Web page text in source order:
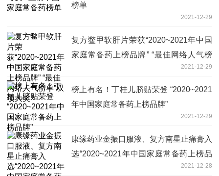
榜单
2021-12-29
复方鳖甲软肝片荣获“2020~2021年中国
家庭常备药上榜品牌” “最佳网络人气榜
2021-12-29
榜上有名！丁桂儿脐贴荣登 “2020~2021
年中国家庭常备药上榜品牌”
2021-12-29
康缘药业金振口服液、复方南星止痛膏入
选“2020~2021年中国家庭常备药上榜品
2021-12-28